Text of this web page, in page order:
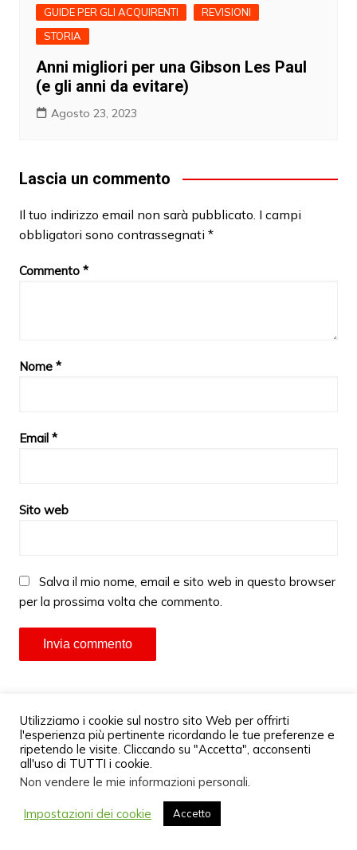
GUIDE PER GLI ACQUIRENTI
REVISIONI
STORIA
Anni migliori per una Gibson Les Paul
(e gli anni da evitare)
Agosto 23, 2023
Lascia un commento
Il tuo indirizzo email non sarà pubblicato. I campi
obbligatori sono contrassegnati *
Commento *
Nome *
Email *
Sito web
Salva il mio nome, email e sito web in questo browser
per la prossima volta che commento.
Utilizziamo i cookie sul nostro sito Web per offrirti
l'esperienza più pertinente ricordando le tue preferenze e
ripetendo le visite. Cliccando su "Accetta", acconsenti
all'uso di TUTTI i cookie.
Non vendere le mie informazioni personali.
Impostazioni dei cookie Accetto